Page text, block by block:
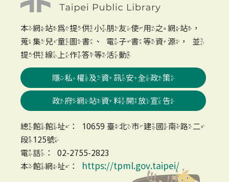
本網站為提供小朋友使用之網站，
蒐集兒童圖書、電子書等資源，並
提供線上作答等活動
隱私權及資訊安全政策
政府網站資料開放宣告
總館館址：10659 臺北市建國南路二
段125號
電話：02-2755-2823
本館網址：
https://tpml.gov.taipei/